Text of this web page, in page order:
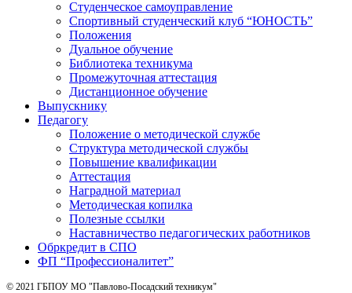
Студенческое самоуправление
Спортивный студенческий клуб “ЮНОСТЬ”
Положения
Дуальное обучение
Библиотека техникума
Промежуточная аттестация
Дистанционное обучение
Выпускнику
Педагогу
Положение о методической службе
Структура методической службы
Повышение квалификации
Аттестация
Наградной материал
Методическая копилка
Полезные ссылки
Наставничество педагогических работников
Обркредит в СПО
ФП “Профессионалитет”
© 2021 ГБПОУ МО "Павлово-Посадский техникум"